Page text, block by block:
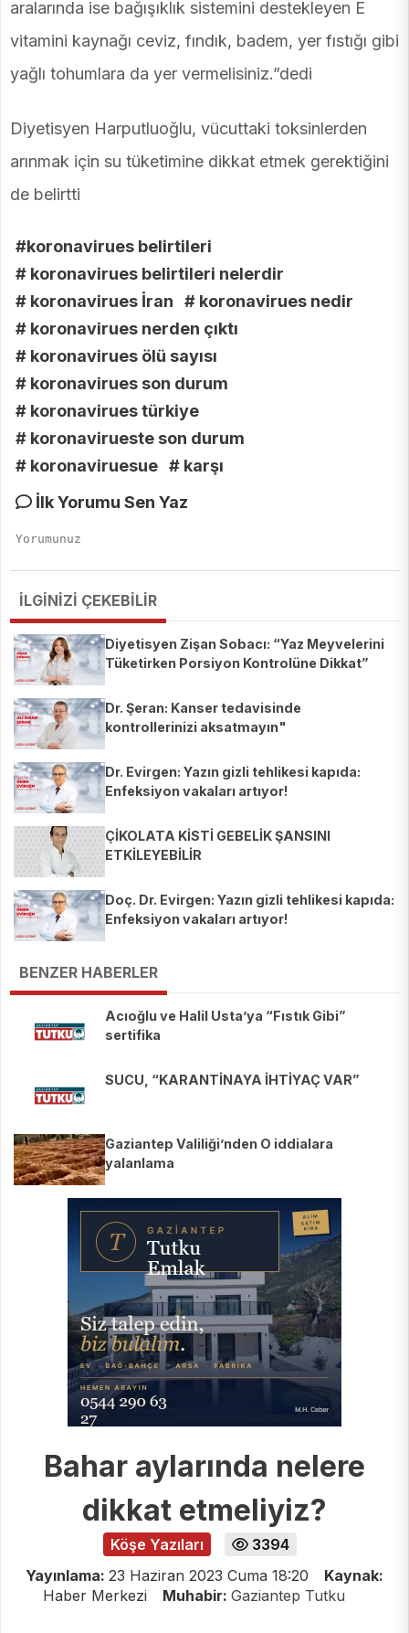
aralarında ise bağışıklık sistemini destekleyen E
vitamini kaynağı ceviz, fındık, badem, yer fıstığı gibi
yağlı tohumlara da yer vermelisiniz.”dedi
Diyetisyen Harputluoğlu, vücuttaki toksinlerden
arınmak için su tüketimine dikkat etmek gerektiğini
de belirtti
#koronavirues belirtileri
# koronavirues belirtileri nelerdir
# koronavirues İran
# koronavirues nedir
# koronavirues nerden çıktı
# koronavirues ölü sayısı
# koronavirues son durum
# koronavirues türkiye
# koronavirueste son durum
# koronaviruesue # karşı
İlk Yorumu Sen Yaz
İLGİNİZİ ÇEKEBİLİR
Diyetisyen Zişan Sobacı: “Yaz Meyvelerini
Tüketirken Porsiyon Kontrolüne Dikkat”
Dr. Şeran: Kanser tedavisinde
kontrollerinizi aksatmayın"
Dr. Evirgen: Yazın gizli tehlikesi kapıda:
Enfeksiyon vakaları artıyor!
ÇİKOLATA KİSTİ GEBELİK ŞANSINI
ETKİLEYEBİLİR
Doç. Dr. Evirgen: Yazın gizli tehlikesi kapıda:
Enfeksiyon vakaları artıyor!
BENZER HABERLER
Acıoğlu ve Halil Usta’ya “Fıstık Gibi”
sertifika
SUCU, “KARANTİNAYA İHTİYAÇ VAR”
Gaziantep Valiliği’nden O iddialara
yalanlama
Bahar aylarında nelere
dikkat etmeliyiz?
Köşe Yazıları
3394
Yayınlama: 23 Haziran 2023 Cuma 18:20
Kaynak:
Haber Merkezi
Muhabir: Gaziantep Tutku